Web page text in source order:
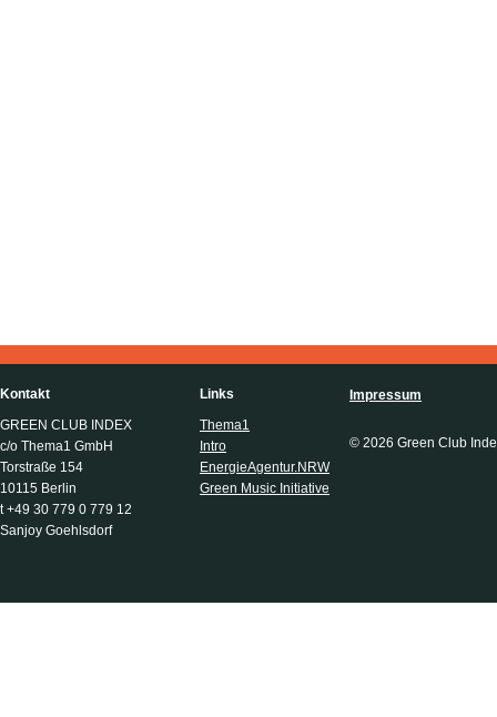
Kontakt
GREEN CLUB INDEX
c/o Thema1 GmbH
Torstraße 154
10115 Berlin
t +49 30 779 0 779 12
Sanjoy Goehlsdorf
Links
Thema1
Intro
EnergieAgentur.NRW
Green Music Initiative
Impressum
© 2026 Green Club